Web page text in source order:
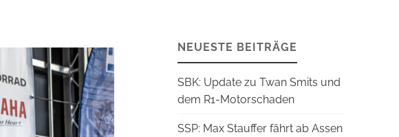
NEUESTE BEITRÄGE
SBK: Update zu Twan Smits und
dem R1-Motorschaden
SSP: Max Stauffer fährt ab Assen